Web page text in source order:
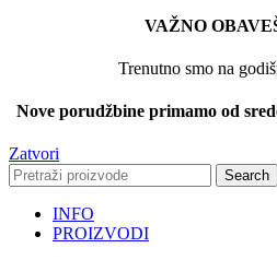
VAŽNO
Trenutno smo na
Nove porudžbine primamo od
Zatvori
Search
INFO
PROIZVODI